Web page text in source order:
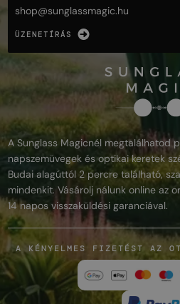
shop@sunglassmagic.hu
ÜZENETÍRÁS
A Sunglass Magicnél megtalálhatod
napszemüvegek és optikai keretek
Budai alagúttól 2 percre található,
mindenkit. Vásárolj nálunk online az
14 napos visszaküldési garanciával.
A KÉNYELMES FIZETÉST AZ